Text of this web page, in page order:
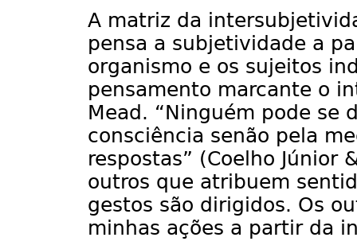
A matriz da
pensa a subjetividade a
organismo e os sujeitos
pensamento marcante o
Mead. “Ninguém pode se
consciência senão pela
respostas” (Coelho Júnior
outros que atribuem
gestos são dirigidos. Os
minhas ações a partir da